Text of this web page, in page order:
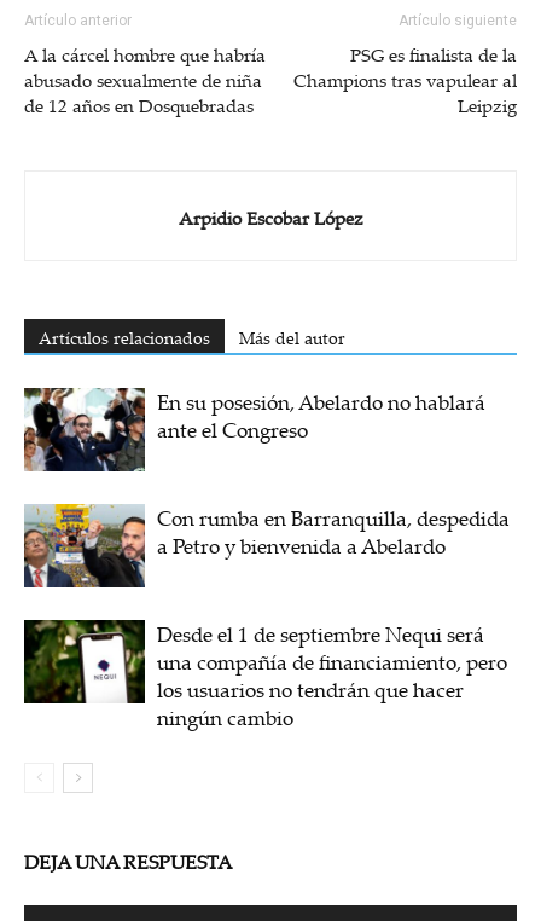
Artículo anterior
A la cárcel hombre que habría
abusado sexualmente de niña
de 12 años en Dosquebradas
Artículo siguiente
PSG es finalista de la
Champions tras vapulear al
Leipzig
Arpidio Escobar López
Artículos relacionados Más del autor
En su posesión, Abelardo no hablará
ante el Congreso
Con rumba en Barranquilla, despedida
a Petro y bienvenida a Abelardo
Desde el 1 de septiembre Nequi será
una compañía de financiamiento, pero
los usuarios no tendrán que hacer
ningún cambio
DEJA UNA RESPUESTA